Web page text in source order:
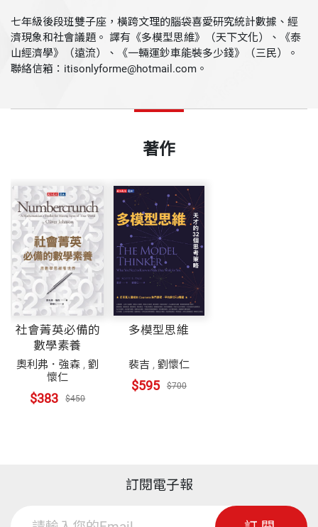
七年級後段班雙子座，橫跨文理的腦袋喜愛研究統計數據、經
濟現象和社會議題。 譯有《多模型思維》（天下文化）、《泰
山經濟學》（遠流）、《一輛運鈔車能裝多少錢》（三民）。
聯絡信箱：itisonlyforme@hotmail.com。
著作
社會菁英必備的
數學素養
奧利弗．強森 ,劉
懷仁
$383 $450
多模型思維
裴吉 , 劉懷仁
$595 $700
訂閱電子報